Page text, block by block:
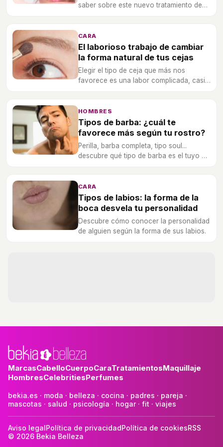
saber sobre este nuevo tratamiento de
CARA
El laborioso trabajo de cambiar
la forma natural de tus cejas
Elegir el tipo de ceja que más nos
favorece es una labor complicada, casi
HOMBRES
Tipos de barba: ¿cuál te
favorece más según tu rostro?
Perilla, barba completa, tipo soul...
descubre qué tipo de barba es el tuyo y
CARA
Tipos de labios: la forma de la
boca desvela tu personalidad
Descubre cómo conocer la personalidad
de alguien según la forma de sus labios.
MarcasCabelloCuerpoCaraTratamientosMaquillaje
HombresCelebritiesPerfumes
bekia.es · moda · belleza · cocina · padres · pareja ·
mascotas · salud · psicología · hogar· fit · viajes
Aviso legalPolítica de privacidadPolítica de cookiesRSS
© 2026 Bekia Belleza